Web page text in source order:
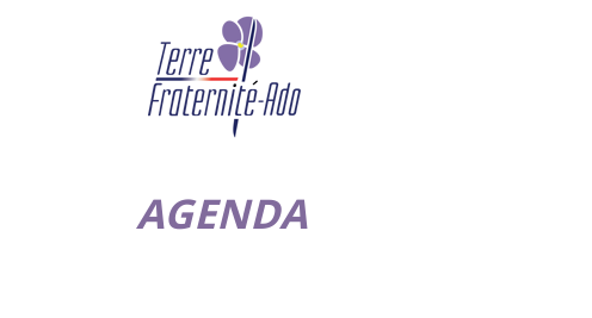
AGENDA